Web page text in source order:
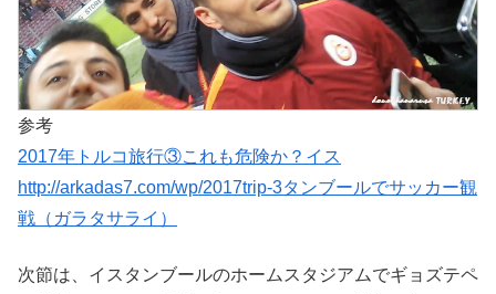
参考
2017年トルコ旅行③これも危険か？イス
http://arkadas7.com/wp/2017trip-3タンブールでサッカー観
戦（ガラタサライ）
次節は、イスタンブールのホームスタジアムでギョズテペ